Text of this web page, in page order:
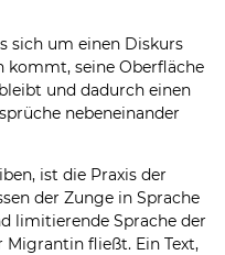
sich um einen Diskurs
kommt, seine Oberfläche
und dadurch einen
nebeneinander
ist die Praxis der
der Zunge in Sprache
limitierende Sprache der
Migrantin fließt. Ein Text,